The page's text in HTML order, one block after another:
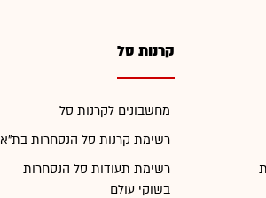
קרנות סל
מחשבונים לקרנות סל
רשימת קרנות סל הנסחרות בת"א
רשימת תעודות סל הנסחרות
בשוקי עולם